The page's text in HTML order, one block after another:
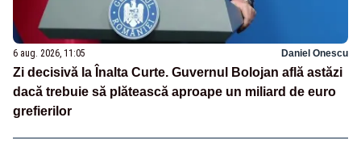
6 aug. 2026, 11:05 Daniel Onescu
Zi decisivă la Înalta Curte. Guvernul Bolojan află astăzi
dacă trebuie să plătească aproape un miliard de euro
grefierilor